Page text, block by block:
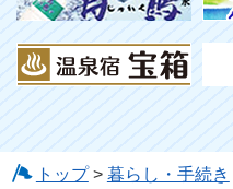
トップ> 暮らし・手続き